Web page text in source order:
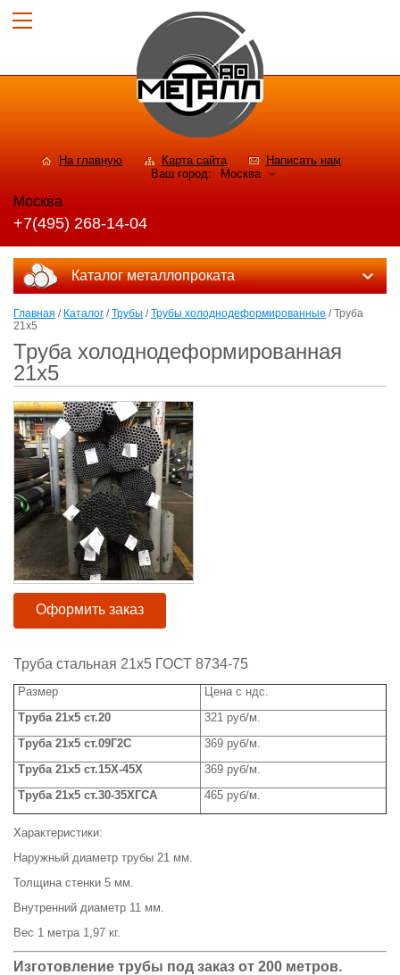
На главную Карта сайта
Написать нам
Ваш город:
Москва
Москва
+7(495) 268-14-04
Каталог металлопроката
Главная / Каталог /Трубы /Трубы холоднодеформированные / Труба
21x5
Труба холоднодеформированная
21x5
Оформить заказ
Труба стальная 21х5 ГОСТ 8734-75
Размер
Цена с ндс.
Труба 21x5 ст.20
321 руб/м.
Труба 21х5 ст.09Г2С
369 руб/м.
Труба 21х5 ст.15Х-45Х
369 руб/м.
Труба 21x5 ст.30-35ХГСА
465 руб/м.
Характеристики:
Наружный диаметр трубы 21 мм.
Толщина стенки 5 мм.
Внутренний диаметр 11 мм.
Вес 1 метра 1,97 кг.
Изготовление трубы под заказ от 200 метров.